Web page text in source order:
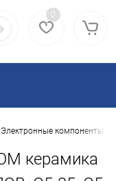
0
Электронные компоненты
керамика